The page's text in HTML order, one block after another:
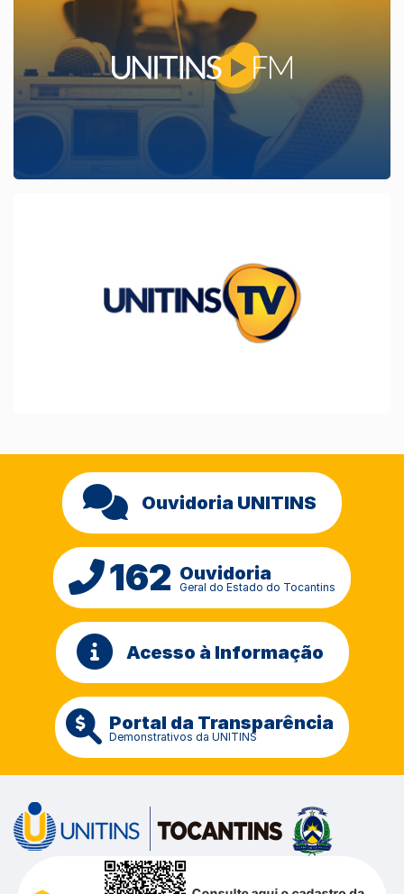
Ouvidoria UNITINS
162 Ouvidoria
Geral do Estado do Tocantins
Acesso à Informação
Portal da Transparência
Demonstrativos da UNITINS